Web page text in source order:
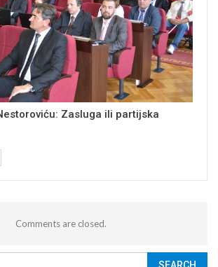
Zasluga ili partijska
Comments are closed.